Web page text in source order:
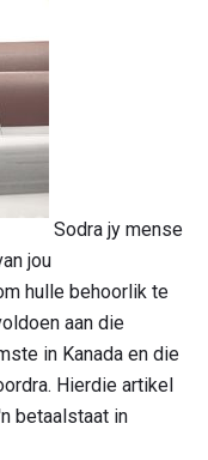
Sodra jy mense
jou
hulle behoorlik te
aan die
in Kanada en die
Hierdie artikel
betaalstaat in